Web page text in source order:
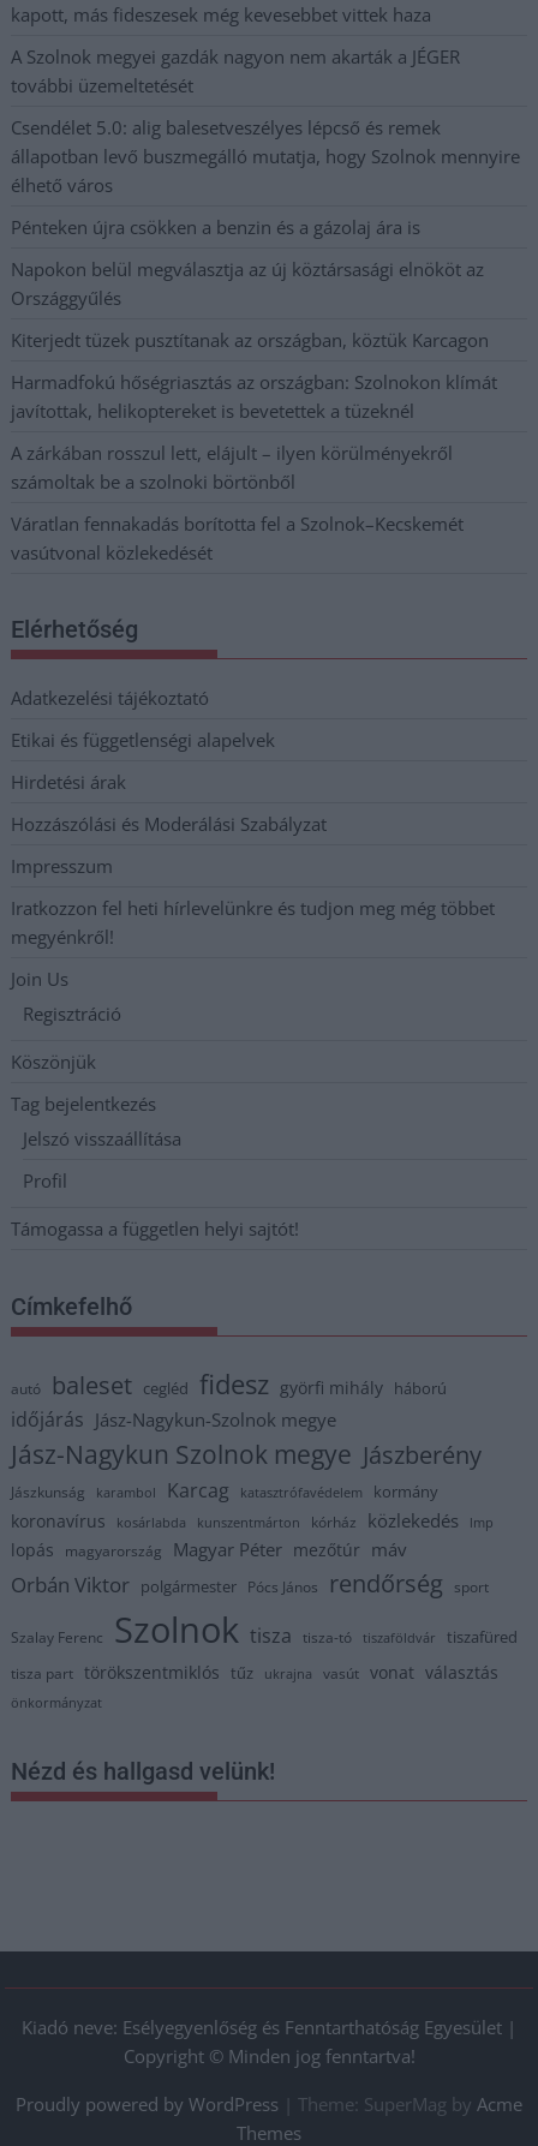
kapott, más fideszesek még kevesebbet vittek haza
A Szolnok megyei gazdák nagyon nem akarták a JÉGER
további üzemeltetését
Csendélet 5.0: alig balesetveszélyes lépcső és remek
állapotban levő buszmegálló mutatja, hogy Szolnok mennyire
élhető város
Pénteken újra csökken a benzin és a gázolaj ára is
Napokon belül megválasztja az új köztársasági elnököt az
Országgyűlés
Kiterjedt tüzek pusztítanak az országban, köztük Karcagon
Harmadfokú hőségriasztás az országban: Szolnokon klímát
javítottak, helikoptereket is bevetettek a tüzeknél
A zárkában rosszul lett, elájult – ilyen körülményekről
számoltak be a szolnoki börtönből
Váratlan fennakadás borította fel a Szolnok–Kecskemét
vasútvonal közlekedését
Elérhetőség
Adatkezelési tájékoztató
Etikai és függetlenségi alapelvek
Hirdetési árak
Hozzászólási és Moderálási Szabályzat
Impresszum
Iratkozzon fel heti hírlevelünkre és tudjon meg még többet
megyénkről!
Join Us
Regisztráció
Köszönjük
Tag bejelentkezés
Jelszó visszaállítása
Profil
Támogassa a független helyi sajtót!
Címkefelhő
autó baleset cegléd fidesz györfi mihály háború
időjárás Jász-Nagykun-Szolnok megye
Jász-Nagykun Szolnok megye Jászberény
Jászkunság karambol Karcag katasztrófavédelem kormány
koronavírus kosárlabda kunszentmárton kórház közlekedés lmp
lopás magyarország Magyar Péter mezőtúr máv
Orbán Viktor polgármester Pócs János rendőrség sport
Szalay Ferenc Szolnok tisza tisza-tó tiszaföldvár tiszafüred
tisza part törökszentmiklós tűz ukrajna vasút vonat választás
önkormányzat
Nézd és hallgasd velünk!
Kiadó neve: Esélyegyenlőség és Fenntarthatóság Egyesület |
Copyright © Minden jog fenntartva!
Proudly powered by WordPress
Theme: SuperMag by Acme
Themes